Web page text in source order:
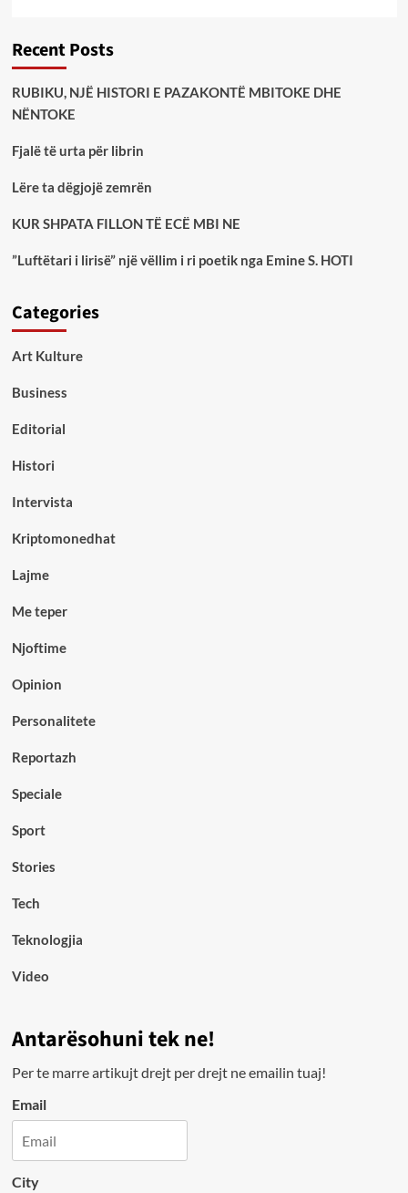
Recent Posts
RUBIKU, NJË HISTORI E PAZAKONTË MBITOKE DHE
NËNTOKE
Fjalë të urta për librin
Lëre ta dëgjojë zemrën
KUR SHPATA FILLON TË ECË MBI NE
”Luftëtari i lirisë” një vëllim i ri poetik nga Emine S. HOTI
Categories
Art Kulture
Business
Editorial
Histori
Intervista
Kriptomonedhat
Lajme
Me teper
Njoftime
Opinion
Personalitete
Reportazh
Speciale
Sport
Stories
Tech
Teknologjia
Video
Antarësohuni tek ne!
Per te marre artikujt drejt per drejt ne emailin tuaj!
Email
City